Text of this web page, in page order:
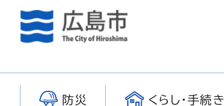
防災 くらし・手続き